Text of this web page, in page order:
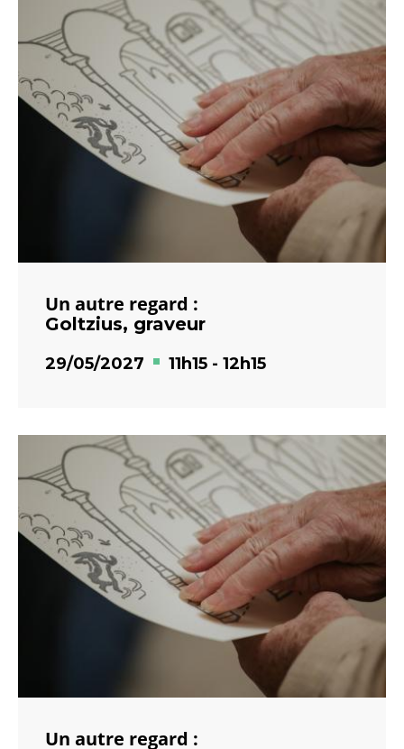
Un autre regard :
Goltzius, graveur
29/05/2027 11h15 - 12h15
Un autre regard :